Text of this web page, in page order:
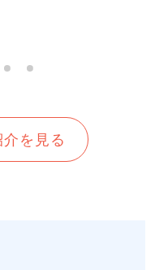
を見る